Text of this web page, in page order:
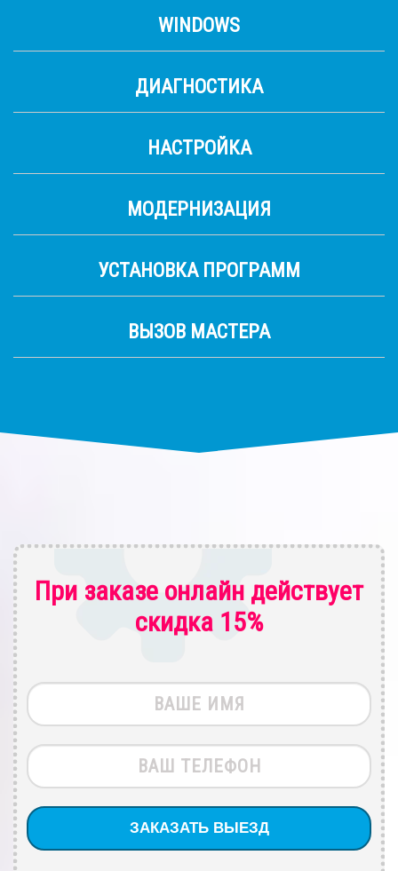
WINDOWS
ДИАГНОСТИКА
НАСТРОЙКА
МОДЕРНИЗАЦИЯ
УСТАНОВКА ПРОГРАММ
ВЫЗОВ МАСТЕРА
При заказе онлайн действует
скидка 15%